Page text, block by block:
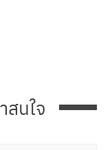
นใจ